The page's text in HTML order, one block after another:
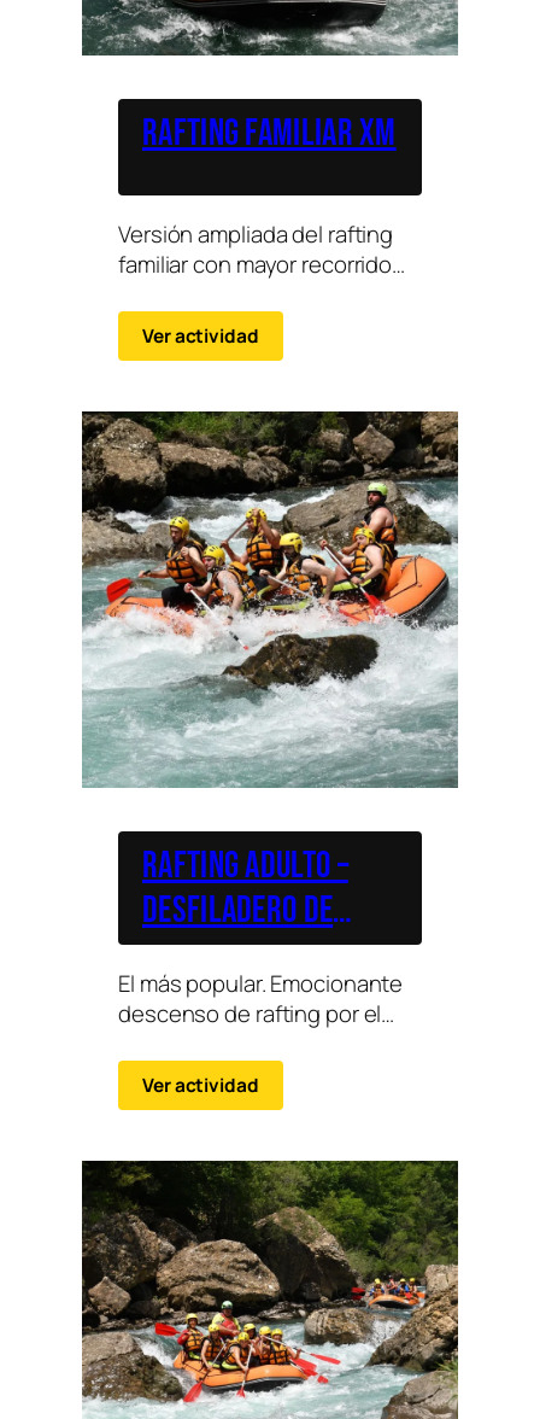
Rafting Familiar XM
Versión ampliada del rafting
familiar con mayor recorrido
accesible y seguro.
Ver actividad
Rafting adulto –
Desfiladero de
Pirámides
El más popular. Emocionante
descenso de rafting por el
tramo dinámico del río Ésera
con rápidos de…
Ver actividad